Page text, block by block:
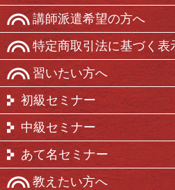
講師派遣希望の方へ
特定商取引法に基づく表
習いたい方へ
初級セミナー
中級セミナー
あて名セミナー
教えたい方へ